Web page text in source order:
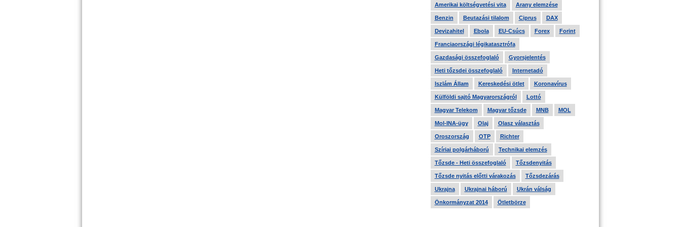
Amerikai költségvetési vita Arany elemzése
Benzin Beutazási tilalom Ciprus DAX
Devizahitel Ebola EU-Csúcs Forex Forint
Franciaországi légikatasztrófa
Gazdasági összefoglaló Gyorsjelentés
Heti tőzsdei összefoglaló Internetadó
Iszlám Állam Kereskedési ötlet Koronavírus
Külföldi sajtó Magyarországról Lottó
Magyar Telekom Magyar tőzsde MNB MOL
Mol-INA-ügy Olaj Olasz választás
Oroszország OTP Richter
Szíriai polgárháború Technikai elemzés
Tőzsde - Heti összefoglaló Tőzsdenyitás
Tőzsde nyitás előtti várakozás Tőzsdezárás
Ukrajna Ukrajnai háború Ukrán válság
Önkormányzat 2014 Ötletbörze